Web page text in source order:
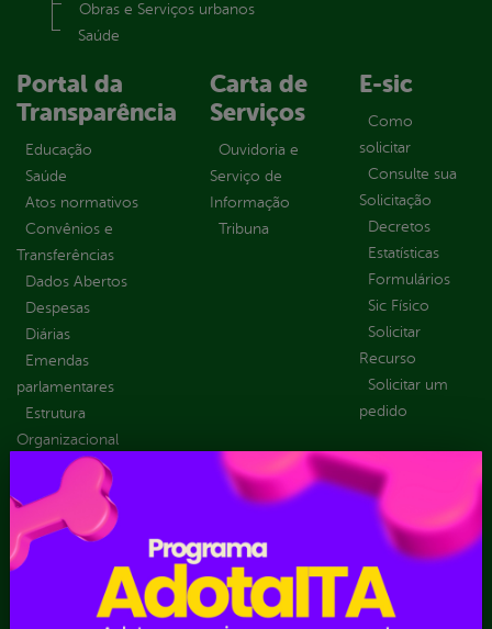
Obras e Serviços urbanos
Saúde
Portal da
Transparência
Educação
Saúde
Atos normativos
Convênios e
Transferências
Dados Abertos
Despesas
Diárias
Emendas
parlamentares
Estrutura
Organizacional
LGPD e Governo
Digital
Licitações e
Contratos
Obras Públicas
Planejamento e
Carta de
Serviços
Ouvidoria e
Serviço de
Informação
Tribuna
E-sic
Como
solicitar
Consulte sua
Solicitação
Decretos
Estatísticas
Formulários
Sic Físico
Solicitar
Recurso
Solicitar um
pedido